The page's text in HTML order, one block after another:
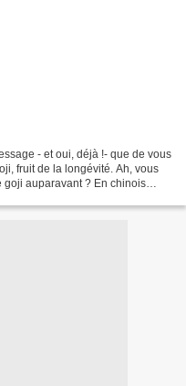
- et oui, déjà !- que de vous
fruit de la longévité. Ah, vous
auparavant ? En chinois